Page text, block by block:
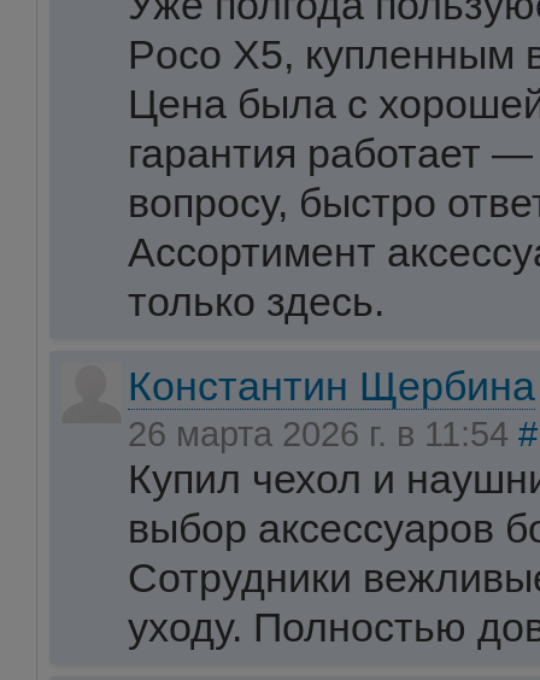
Poco X5, купленным
Цена была с
гарантия работает
вопросу, быстро
Ассортимент
только здесь.
Константин Щербина
26 марта 2026 г. в 11:54 #
Купил чехол и
выбор аксессуаров
Сотрудники
уходу. Полностью